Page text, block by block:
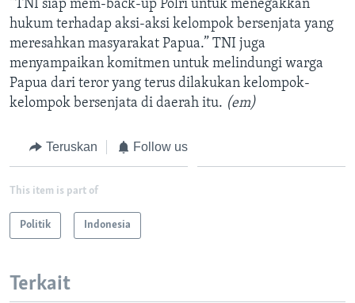
“TNI siap mem-back-up Polri untuk menegakkan
hukum terhadap aksi-aksi kelompok bersenjata yang
meresahkan masyarakat Papua.” TNI juga
menyampaikan komitmen untuk melindungi warga
Papua dari teror yang terus dilakukan kelompok-
kelompok bersenjata di daerah itu. (em)
Teruskan Follow us
This item is part of
Politik Indonesia
Terkait